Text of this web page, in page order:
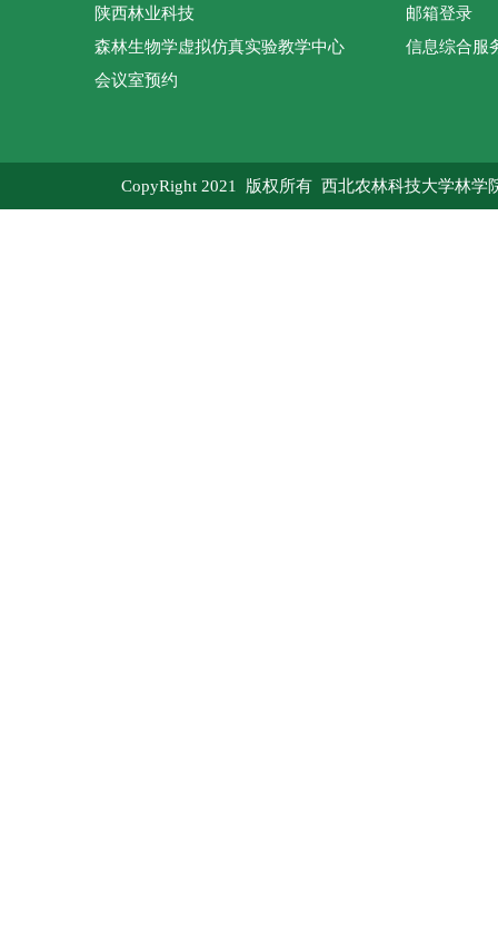
陕西林业科技
森林生物学虚拟仿真实验教学中心
会议室预约
邮箱登录
信息综合服
CopyRight 2021 版权所有 西北农林科技大学林